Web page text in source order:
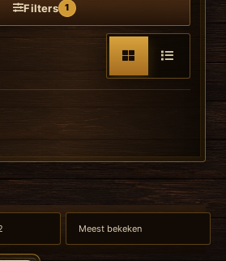
Filters 1